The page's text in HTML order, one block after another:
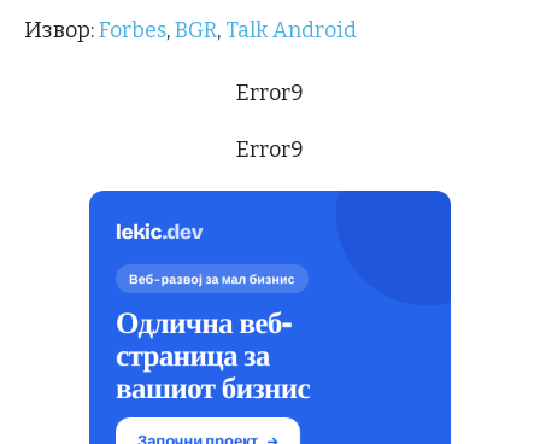
Извор:Forbes,BGR, Talk Android
Error9
Error9